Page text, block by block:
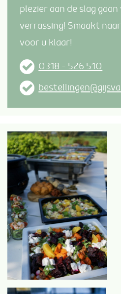
plezier aan de slag
verrassing! Smaakt
voor u klaar!
0318 – 526 510